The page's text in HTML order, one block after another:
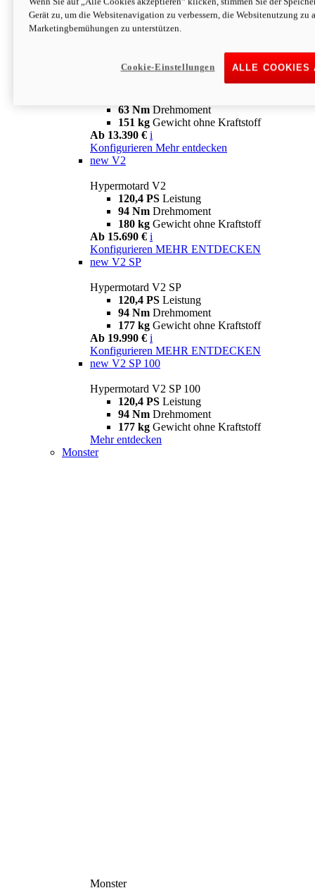
63 NmDrehmoment
151 kgGewicht ohne Kraftstoff
Ab 13.890 € i
63 Nm Drehmoment
151 kg Gewicht ohne Kraftstoff
Ab 13.390 € i
Konfigurieren Mehr entdecken
new V2
Hypermotard V2
120,4 PS Leistung
94 Nm Drehmoment
180 kg Gewicht ohne Kraftstoff
Ab 15.690 € i
Konfigurieren MEHR ENTDECKEN
new V2 SP
Hypermotard V2 SP
120,4 PS Leistung
94 Nm Drehmoment
177 kg Gewicht ohne Kraftstoff
Ab 19.990 € i
Konfigurieren MEHR ENTDECKEN
new V2 SP 100
Hypermotard V2 SP 100
120,4 PS Leistung
94 Nm Drehmoment
177 kg Gewicht ohne Kraftstoff
Mehr entdecken
Monster
Monster
Gerät zu, um die Websitenavigation zu verbessern, die Websitenutzung zu
Marketingbemühungen zu unterstützen.
ALLE COOKIES
Cookie-Einstellungen